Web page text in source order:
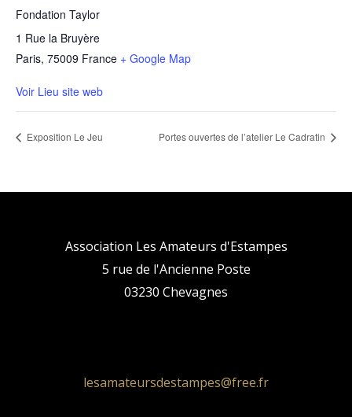
Fondation Taylor
1 Rue la Bruyère
Paris, 75009 France + Google Map
Voir Lieu site web
Exposition Le Jeu Portes ouvertes de l’atelier Le Cadratin
Association Les Amateurs d'Estampes
5 rue de l'Ancienne Poste
03230 Chevagnes
lesamateursdestampes@free.fr